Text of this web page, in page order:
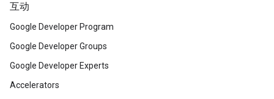
互动
Google Developer Program
Google Developer Groups
Google Developer Experts
Accelerators